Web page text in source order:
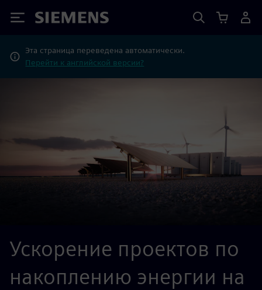
Siemens
Эта страница переведена автоматически.
Перейти к английской версии?
Ускорение проектов по
накоплению энергии на